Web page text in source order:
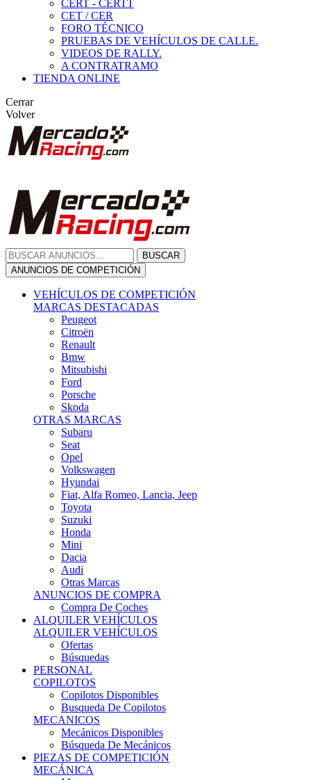
CERT - CERTT
CET / CER
FORO TÉCNICO
PRUEBAS DE VEHÍCULOS DE CALLE.
VIDEOS DE RALLY.
A CONTRATRAMO
TIENDA ONLINE
Cerrar
Volver
BUSCAR
ANUNCIOS DE COMPETICIÓN
VEHÍCULOS DE COMPETICIÓN
MARCAS DESTACADAS
Peugeot
Citroën
Renault
Bmw
Mitsubishi
Ford
Porsche
Skoda
OTRAS MARCAS
Subaru
Seat
Opel
Volkswagen
Hyundai
Fiat, Alfa Romeo, Lancia, Jeep
Toyota
Suzuki
Honda
Mini
Dacia
Audi
Otras Marcas
ANUNCIOS DE COMPRA
Compra De Coches
ALQUILER VEHÍCULOS
ALQUILER VEHÍCULOS
Ofertas
Búsquedas
PERSONAL
COPILOTOS
Copilotos Disponibles
Busqueda De Copilotos
MECANICOS
Mecánicos Disponibles
Búsqueda De Mecánicos
PIEZAS DE COMPETICIÓN
MECÁNICA
Motores
Refrigeración